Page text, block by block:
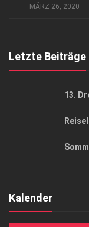
MÄRZ 26, 2020
Letzte Beiträge
13.
Kalender